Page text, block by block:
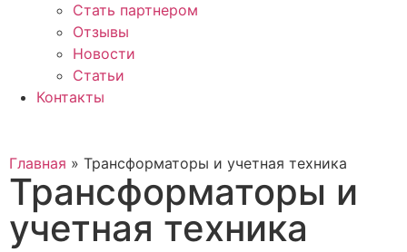
Стать партнером
Отзывы
Новости
Статьи
Контакты
Главная » Трансформаторы и учетная техника
Трансформаторы и
учетная техника